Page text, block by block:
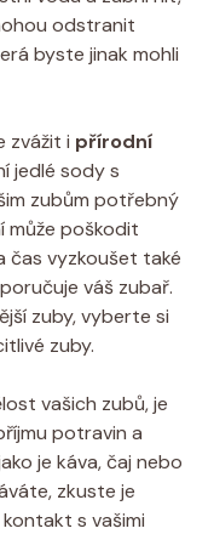
odstranit
byste jinak mohli
zvážit i přírodní
jedlé sody s
zubům potřebný
může poškodit
čas vyzkoušet také
váš zubař.
zuby, vyberte si
zuby.
vašich zubů, je
potravin a
je káva, čaj nebo
zkuste je
s vašimi